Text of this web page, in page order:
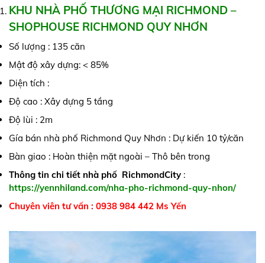
KHU NHÀ PHỐ THƯƠNG MẠI RICHMOND –
SHOPHOUSE RICHMOND QUY NHƠN
Số lượng : 135 căn
Mật độ xây dựng: < 85%
Diện tích :
Độ cao : Xây dựng 5 tầng
Độ lùi : 2m
Gía bán nhà phố Richmond Quy Nhơn : Dự kiến 10 tỷ/căn
Bàn giao : Hoàn thiện mặt ngoài – Thô bên trong
Thông tin chi tiết nhà phố RichmondCity :
https://yennhiland.com/nha-pho-richmond-quy-nhon/
Chuyên viên tư vấn : 0938 984 442 Ms Yến